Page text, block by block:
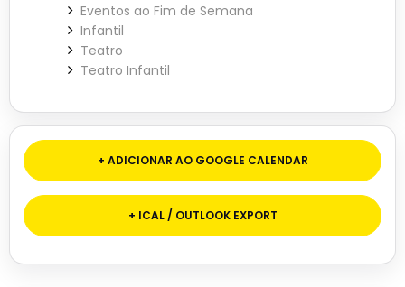
Eventos ao Fim de Semana
Infantil
Teatro
Teatro Infantil
+ ADICIONAR AO GOOGLE CALENDAR
+ ICAL / OUTLOOK EXPORT